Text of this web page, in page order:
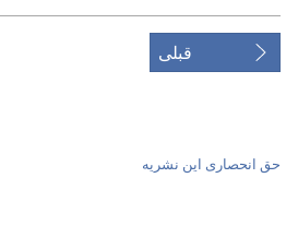
قبلی
حق انحصاری این نشریه